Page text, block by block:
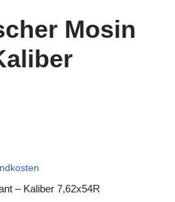
Mosin
– Kaliber 7,62x54R